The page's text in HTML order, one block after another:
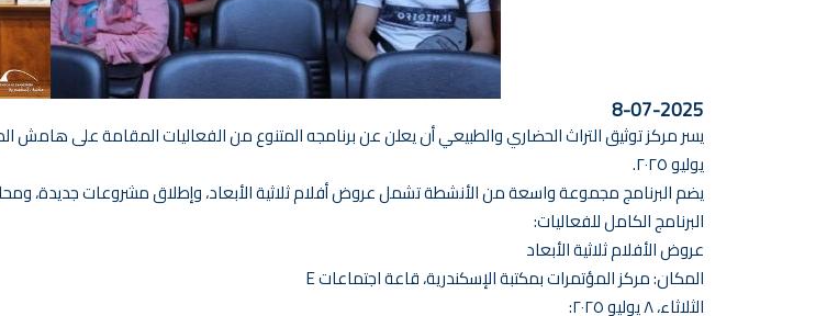
8-07-2025
يوليو ٢٠٢٥.
يضم البرنامج مجموعة واسعة من الأنشطة تشمل عروض أفلام ثلاثية الأبعاد، وإطلاق مشروعات جديدة،
البرنامج الكامل للفعاليات:
عروض الأفلام ثلاثية الأبعاد
المكان: مركز المؤتمرات بمكتبة الإسكندرية، قاعة اجتماعات E
الثلاثاء، ٨ يوليو ٢٠٢٥: